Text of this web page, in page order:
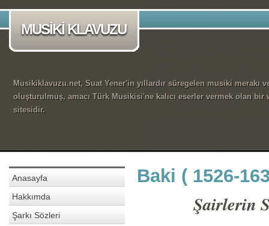
MUSİKİ KLAVUZU
Musikiklavuzu.net, Suat Yener'in yıllardır süregelen musiki merakı
oluşturulmuş, amacı Türk Musikisi'ne kalıcı eserler vermek olan bir
sitesidir.
Anasayfa
Hakkımda
Şarkı Sözleri
Baki ( 1526-
Şairlerin